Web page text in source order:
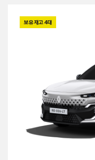
보유 재고4대